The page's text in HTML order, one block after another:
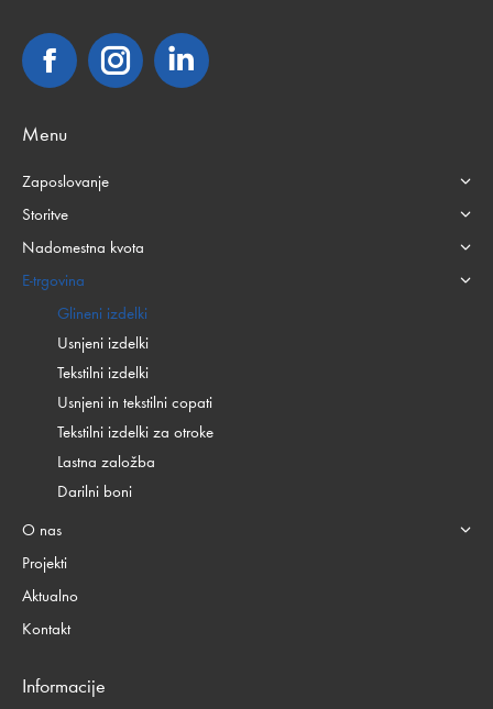
Facebook
InstagramLinkedin
Menu
Zaposlovanje
Storitve
Nadomestna kvota
E-trgovina
Glineni izdelki
Usnjeni izdelki
Tekstilni izdelki
Usnjeni in tekstilni copati
Tekstilni izdelki za otroke
Lastna založba
Darilni boni
O nas
Projekti
Aktualno
Kontakt
Informacije